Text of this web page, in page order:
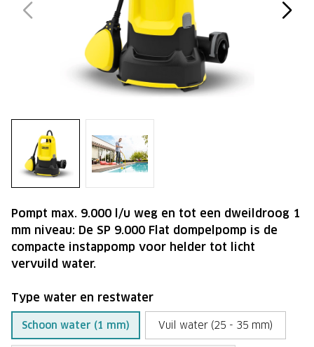
Type water en restwater
Schoon water (1 mm) Vuil water (25 - 35 mm)
Pompt max. 9.000 l/u weg en tot een dweildroog 1
mm niveau: De SP 9.000 Flat dompelpomp is de
compacte instappomp voor helder tot licht
vervuild water.